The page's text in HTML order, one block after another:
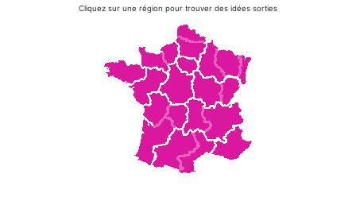
Cliquez sur une région pour trouver des idées sorties